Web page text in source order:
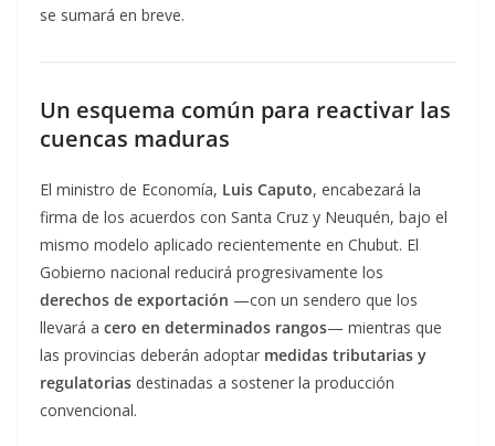
se sumará en breve.
Un esquema común para reactivar las
cuencas maduras
El ministro de Economía, Luis Caputo, encabezará la
firma de los acuerdos con Santa Cruz y Neuquén, bajo el
mismo modelo aplicado recientemente en Chubut. El
Gobierno nacional reducirá progresivamente los
derechos de exportación —con un sendero que los
llevará a cero en determinados rangos— mientras que
las provincias deberán adoptar medidas tributarias y
regulatorias destinadas a sostener la producción
convencional.